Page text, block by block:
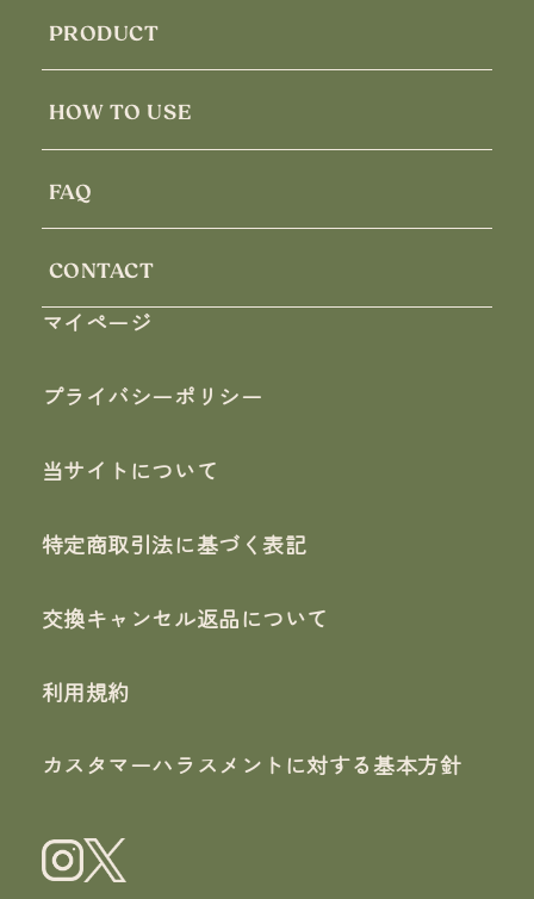
PRODUCT
HOW TO USE
FAQ
CONTACT
マイページ
プライバシーポリシー
当サイトについて
特定商取引法に基づく表記
交換キャンセル返品について
利用規約
カスタマーハラスメントに対する基本方針